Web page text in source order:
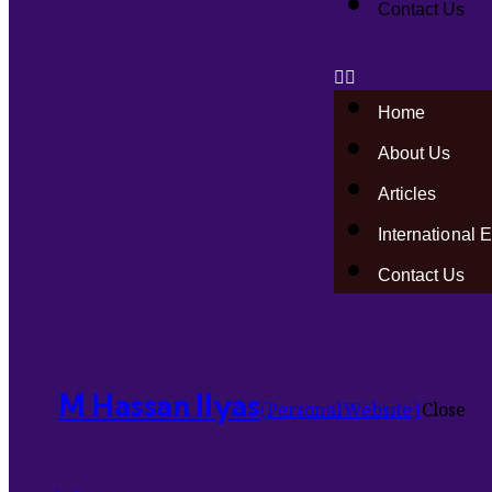
Contact Us
Home
About Us
Articles
International
Contact Us
M Hassan Ilyas(Personal Website)Close